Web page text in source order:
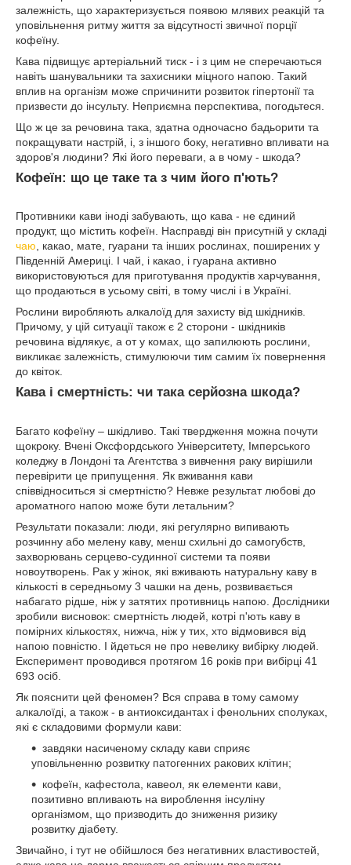
залежність, що характеризується появою млявих реакцій та
уповільнення ритму життя за відсутності звичної порції
кофеїну.
Кава підвищує артеріальний тиск - і з цим не сперечаються
навіть шанувальники та захисники міцного напою. Такий
вплив на організм може спричинити розвиток гіпертонії та
призвести до інсульту. Неприємна перспектива, погодьтеся.
Що ж це за речовина така, здатна одночасно бадьорити та
покращувати настрій, і, з іншого боку, негативно впливати на
здоров'я людини? Які його переваги, а в чому - шкода?
Кофеїн: що це таке та з чим його п'ють?
Противники кави іноді забувають, що кава - не єдиний
продукт, що містить кофеїн. Насправді він присутній у складі
чаю, какао, мате, гуарани та інших рослинах, поширених у
Південній Америці. І чай, і какао, і гуарана активно
використовуються для приготування продуктів харчування,
що продаються в усьому світі, в тому числі і в Україні.
Рослини виробляють алкалоїд для захисту від шкідників.
Причому, у цій ситуації також є 2 сторони - шкідників
речовина відлякує, а от у комах, що запилюють рослини,
викликає залежність, стимулюючи тим самим їх повернення
до квіток.
Кава і смертність: чи така серйозна шкода?
Багато кофеїну – шкідливо. Такі твердження можна почути
щокроку. Вчені Оксфордського Університету, Імперського
коледжу в Лондоні та Агентства з вивчення раку вирішили
перевірити це припущення. Як вживання кави
співвідноситься зі смертністю? Невже результат любові до
ароматного напою може бути летальним?
Результати показали: люди, які регулярно випивають
розчинну або мелену каву, менш схильні до самогубств,
захворювань серцево-судинної системи та появи
новоутворень. Рак у жінок, які вживають натуральну каву в
кількості в середньому 3 чашки на день, розвивається
набагато рідше, ніж у затятих противниць напою. Дослідники
зробили висновок: смертність людей, котрі п'ють каву в
помірних кількостях, нижча, ніж у тих, хто відмовився від
напою повністю. І йдеться не про невелику вибірку людей.
Експеримент проводився протягом 16 років при вибірці 41
693 осіб.
Як пояснити цей феномен? Вся справа в тому самому
алкалоїді, а також - в антиоксидантах і фенольних сполуках,
які є складовими формули кави:
завдяки насиченому складу кави сприяє
уповільненню розвитку патогенних ракових клітин;
кофеїн, кафестола, кавеол, як елементи кави,
позитивно впливають на вироблення інсуліну
організмом, що призводить до зниження ризику
розвитку діабету.
Звичайно, і тут не обійшлося без негативних властивостей,